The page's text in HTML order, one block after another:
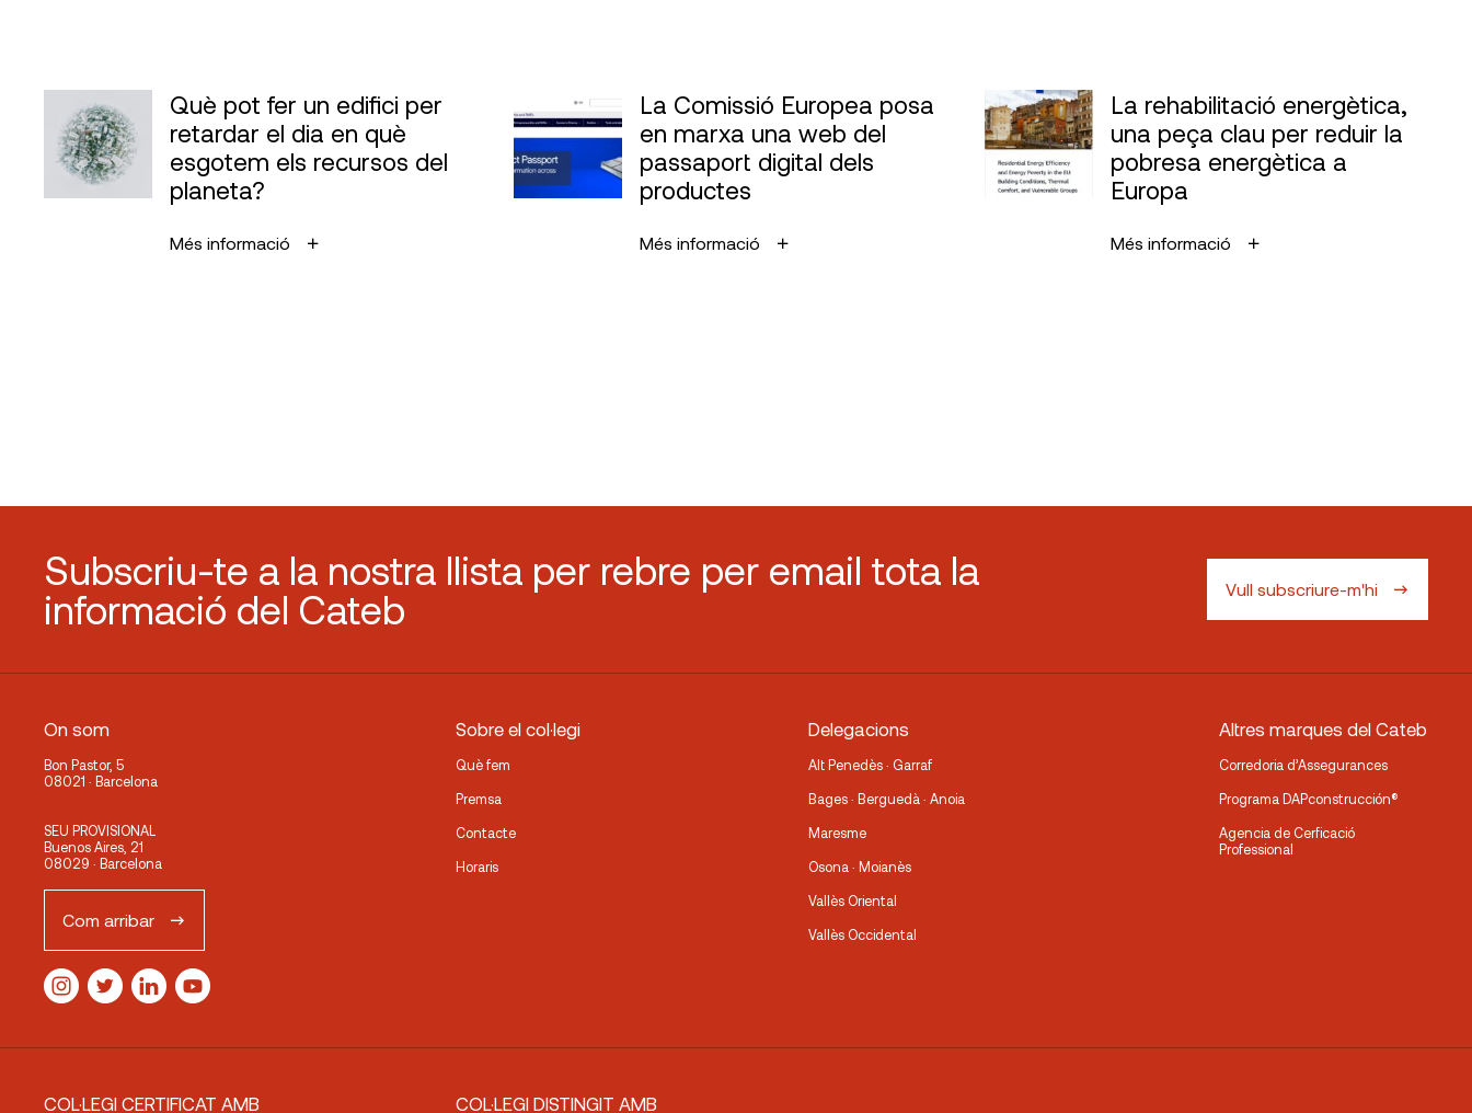
Què pot fer un edifici per
retardar el dia en què
esgotem els recursos del
planeta?
Més informació
La Comissió Europea posa
en marxa una web del
passaport digital dels
productes
Més informació
La rehabilitació energètica,
una peça clau per reduir la
pobresa energètica a
Europa
Més informació
Subscriu-te a la nostra llista per rebre per email tota la
informació del Cateb
Vull subscriure-m'hi
On som
Bon Pastor, 5
08021 · Barcelona
SEU PROVISIONAL
Buenos Aires, 21
08029 · Barcelona
Com arribar
Sobre el col·legi
Què fem
Premsa
Contacte
Horaris
Delegacions
Alt Penedès · Garraf
Bages · Berguedà · Anoia
Maresme
Osona · Moianès
Vallès Oriental
Vallès Occidental
Altres marques del Cateb
Corredoria d’Assegurances
Programa DAPconstrucción®
Agencia de Cerficació
Professional
COL·LEGI CERTIFICAT AMB COL·LEGI DISTINGIT AMB